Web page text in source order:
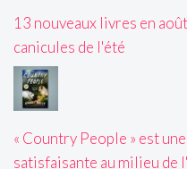
13 nouveaux livres en
canicules de l'été
« Country People » est
satisfaisante au milieu de